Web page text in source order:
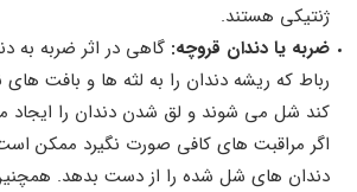
ژنتیکی هستند.
ضربه یا دندان قروچه: گاهی در اثر ضربه به
رباط که ریشه دندان را به لثه‌ ها و بافت‌
کند شل می‌ شوند و لق شدن دندان را ایجاد
اگر مراقبت‌ های کافی صورت نگیرد ممکن
دندان‌ های شل شده را از دست بدهد.